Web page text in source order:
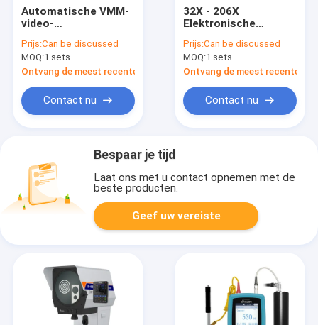
Automatische VMM-
video-
hoge precisie
Prijs:Can be discussed
MOQ:1 sets
Ontvang de meest recente Prijs
Contact nu
32X - 206X
Elektronische
Autofocus Video
microscoop VM-
500Plus
Prijs:Can be discussed
MOQ:1 sets
Ontvang de meest recente
Contact nu
Bespaar je tijd
Laat ons met u contact opnemen met de
beste producten.
Geef uw vereiste